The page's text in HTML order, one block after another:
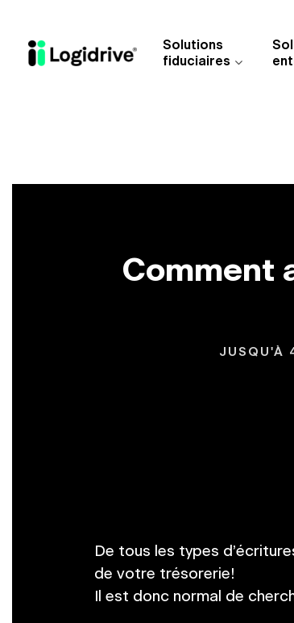
Solutions
fiduciaires
Comment
JUSQU'À
De tous les types
de votre trésorerie!
Il est donc normal de